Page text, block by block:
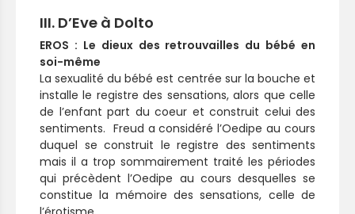
III. D’Eve à Dolto
EROS : Le dieux des retrouvailles du bébé en
soi-même
La sexualité du bébé est centrée sur la bouche et
installe le registre des sensations, alors que celle
de l’enfant part du coeur et construit celui des
sentiments. Freud a considéré l’Oedipe au cours
duquel se construit le registre des sentiments
mais il a trop sommairement traité les périodes
qui précèdent l’Oedipe au cours desquelles se
constitue la mémoire des sensations, celle de